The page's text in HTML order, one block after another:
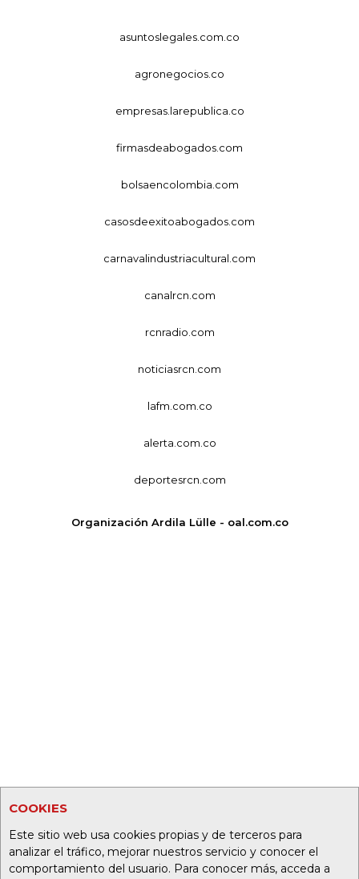
COOKIES
Este sitio web usa cookies propias y de terceros para
analizar el tráfico, mejorar nuestros servicio y conocer el
comportamiento del usuario. Para conocer más, acceda a
asuntoslegales.com.co
agronegocios.co
empresas.larepublica.co
firmasdeabogados.com
bolsaencolombia.com
casosdeexitoabogados.com
carnavalindustriacultural.com
canalrcn.com
rcnradio.com
noticiasrcn.com
lafm.com.co
alerta.com.co
deportesrcn.com
Organización Ardila Lülle - oal.com.co